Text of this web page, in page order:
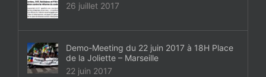
26 juillet 2017
Demo-Meeting du 22 juin 2017 à 18H Place
de la Joliette – Marseille
22 juin 2017